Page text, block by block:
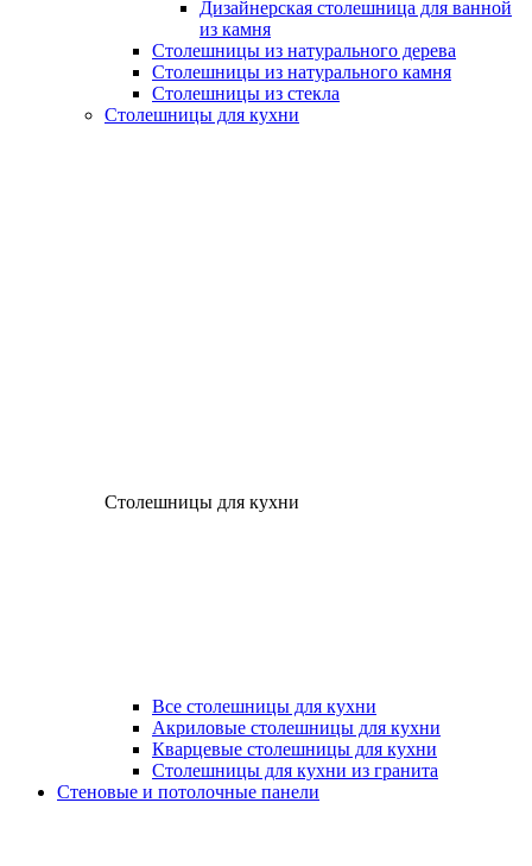
Дизайнерская столешница для ванной
из камня
Столешницы из натурального дерева
Столешницы из натурального камня
Столешницы из стекла
Столешницы для кухни
Столешницы для кухни
Все столешницы для кухни
Акриловые столешницы для кухни
Кварцевые столешницы для кухни
Столешницы для кухни из гранита
Стеновые и потолочные панели